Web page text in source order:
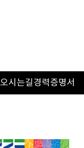
오시는길경력증명서